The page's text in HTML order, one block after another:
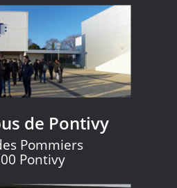
de Pontivy
Pommiers
Pontivy